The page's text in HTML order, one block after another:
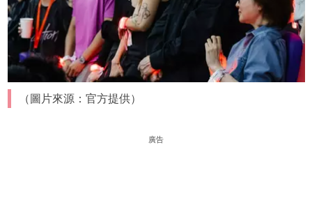
（圖片來源：官方提供）
廣告